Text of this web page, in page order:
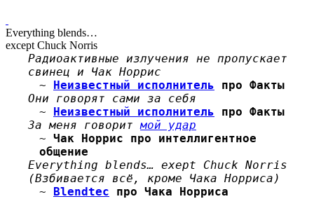
Everything blends…
except Chuck Norris
Радиоактивные излучения не пропускает
свинец и Чак Норрис
~ Неизвестный исполнитель про Факты
Они говорят сами за себя
~ Неизвестный исполнитель про Факты
За меня говоритмой удар
~ Чак Норрис про интеллигентное
общение
Everything blends… exept Chuck Norris
(Взбивается всё, кроме Чака Норриса)
~ Blendtec про Чака Норриса